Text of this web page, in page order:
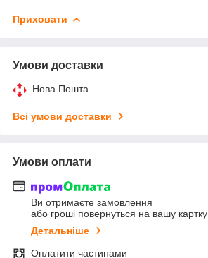
Приховати
Умови доставки
Нова Пошта
Всі умови доставки
Умови оплати
Ви отримаєте замовлення
або гроші повернуться на вашу картку
Детальніше
Оплатити частинами